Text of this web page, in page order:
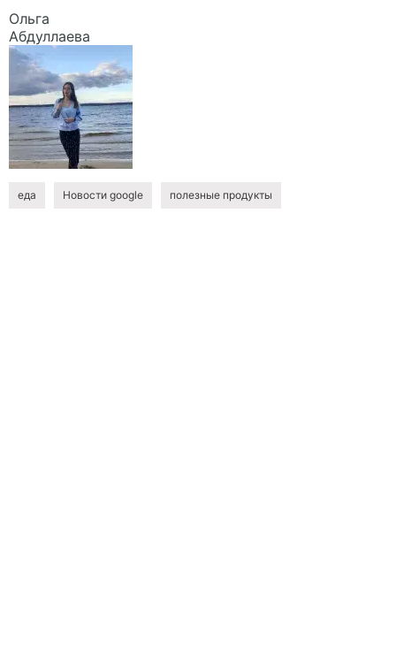
Ольга
Абдуллаева
еда Новости google полезные продукты